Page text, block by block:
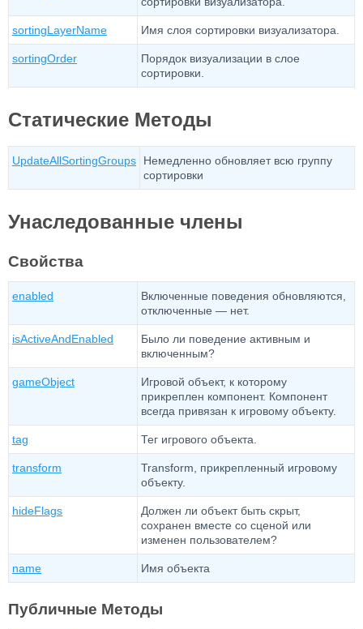
sortingLayerName Имя слоя сортировки визуализатора.
sortingOrder
Порядок визуализации в слое
сортировки.
Статические Методы
UpdateAllSortingGroups
Немедленно обновляет всю группу
сортировки
Унаследованные члены
Свойства
enabled
Включенные поведения обновляются,
отключенные — нет.
isActiveAndEnabled
Было ли поведение активным и
включенным?
gameObject
Игровой объект, к которому
прикреплен компонент. Компонент
всегда привязан к игровому объекту.
tag Тег игрового объекта.
transform
Transform, прикрепленный игровому
объекту.
hideFlags
Должен ли объект быть скрыт,
сохранен вместе со сценой или
изменен пользователем?
name Имя объекта
Публичные Методы